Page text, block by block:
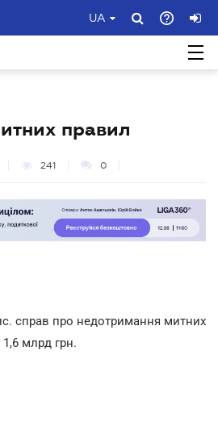
UA
правил
241 0
справ про недотримання митних
млрд грн.